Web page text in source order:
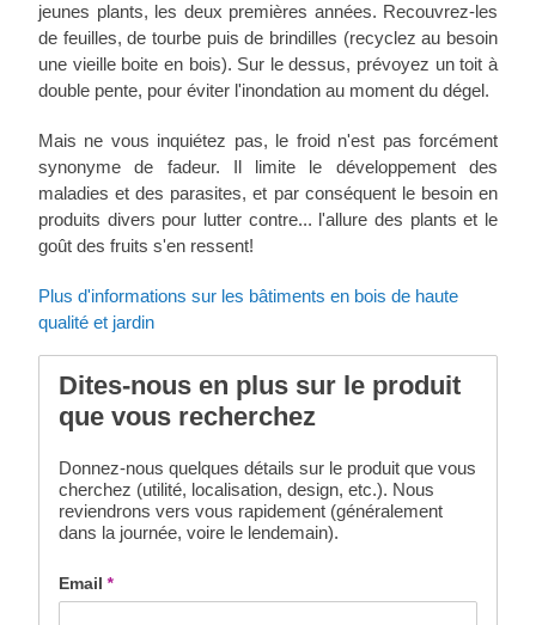
jeunes plants, les deux premières années. Recouvrez-les
de feuilles, de tourbe puis de brindilles (recyclez au besoin
une vieille boite en bois). Sur le dessus, prévoyez un toit à
double pente, pour éviter l'inondation au moment du dégel.
Mais ne vous inquiétez pas, le froid n'est pas forcément
synonyme de fadeur. Il limite le développement des
maladies et des parasites, et par conséquent le besoin en
produits divers pour lutter contre... l'allure des plants et le
goût des fruits s'en ressent!
Plus d'informations sur les bâtiments en bois de haute
qualité et jardin
Dites-nous en plus sur le produit
que vous recherchez
Donnez-nous quelques détails sur le produit que vous
cherchez (utilité, localisation, design, etc.). Nous
reviendrons vers vous rapidement (généralement
dans la journée, voire le lendemain).
Email *